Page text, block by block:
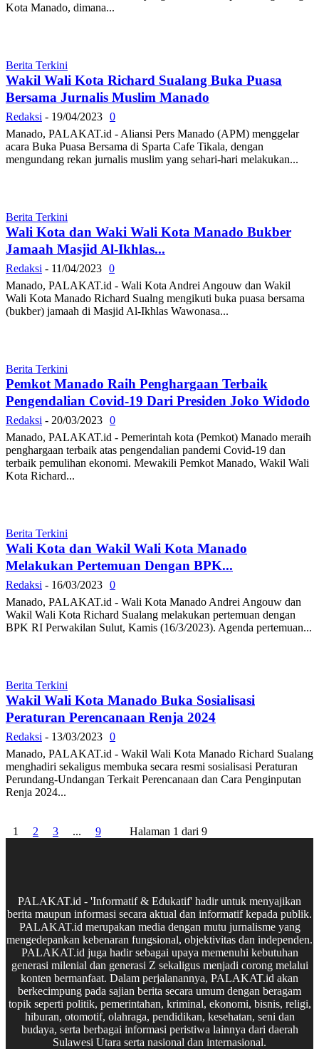
Kota Manado, dimana...
Berita Terkini
Wakil Wali Kota Richard Sualang Buka Puasa
Bersama Jurnalis Muslim Manado
Redaksi - 19/04/2023 0
Manado, PALAKAT.id - Aliansi Pers Manado (APM) menggelar
acara Buka Puasa Bersama di Sparta Cafe Tikala, dengan
mengundang rekan jurnalis muslim yang sehari-hari melakukan...
Berita Terkini
Wali Kota dan Waki Wali Kota Manado Bukber
Jamaah Masjid Al-Ikhlas...
Redaksi - 11/04/2023 0
Manado, PALAKAT.id - Wali Kota Andrei Angouw dan Wakil
Wali Kota Manado Richard Sualng mengikuti buka puasa bersama
(bukber) jamaah di Masjid Al-Ikhlas Wawonasa...
Berita Terkini
Pemkot Manado Raih Penghargaan Terbaik
Pengendalian Covid-19 Dari Presiden Joko Widodo
Redaksi - 20/03/2023 0
Manado, PALAKAT.id - Pemerintah kota (Pemkot) Manado meraih
penghargaan terbaik atas pengendalian pandemi Covid-19 dan
terbaik pemulihan ekonomi. Mewakili Pemkot Manado, Wakil Wali
Kota Richard...
Berita Terkini
Wali Kota dan Wakil Wali Kota Manado
Melakukan Pertemuan Dengan BPK...
Redaksi - 16/03/2023 0
Manado, PALAKAT.id - Wali Kota Manado Andrei Angouw dan
Wakil Wali Kota Richard Sualang melakukan pertemuan dengan
BPK RI Perwakilan Sulut, Kamis (16/3/2023). Agenda pertemuan...
Berita Terkini
Wakil Wali Kota Manado Buka Sosialisasi
Peraturan Perencanaan Renja 2024
Redaksi - 13/03/2023 0
Manado, PALAKAT.id - Wakil Wali Kota Manado Richard Sualang
menghadiri sekaligus membuka secara resmi sosialisasi Peraturan
Perundang-Undangan Terkait Perencanaan dan Cara Penginputan
Renja 2024...
1 2 3 ... 9 Halaman 1 dari 9
PALAKAT.id - 'Informatif & Edukatif' hadir untuk menyajikan
berita maupun informasi secara aktual dan informatif kepada publik.
PALAKAT.id merupakan media dengan mutu jurnalisme yang
mengedepankan kebenaran fungsional, objektivitas dan independen.
PALAKAT.id juga hadir sebagai upaya memenuhi kebutuhan
generasi milenial dan generasi Z sekaligus menjadi corong melalui
konten bermanfaat. Dalam perjalanannya, PALAKAT.id akan
berkecimpung pada sajian berita secara umum dengan beragam
topik seperti politik, pemerintahan, kriminal, ekonomi, bisnis, religi,
hiburan, otomotif, olahraga, pendidikan, kesehatan, seni dan
budaya, serta berbagai informasi peristiwa lainnya dari daerah
Sulawesi Utara serta nasional dan internasional.